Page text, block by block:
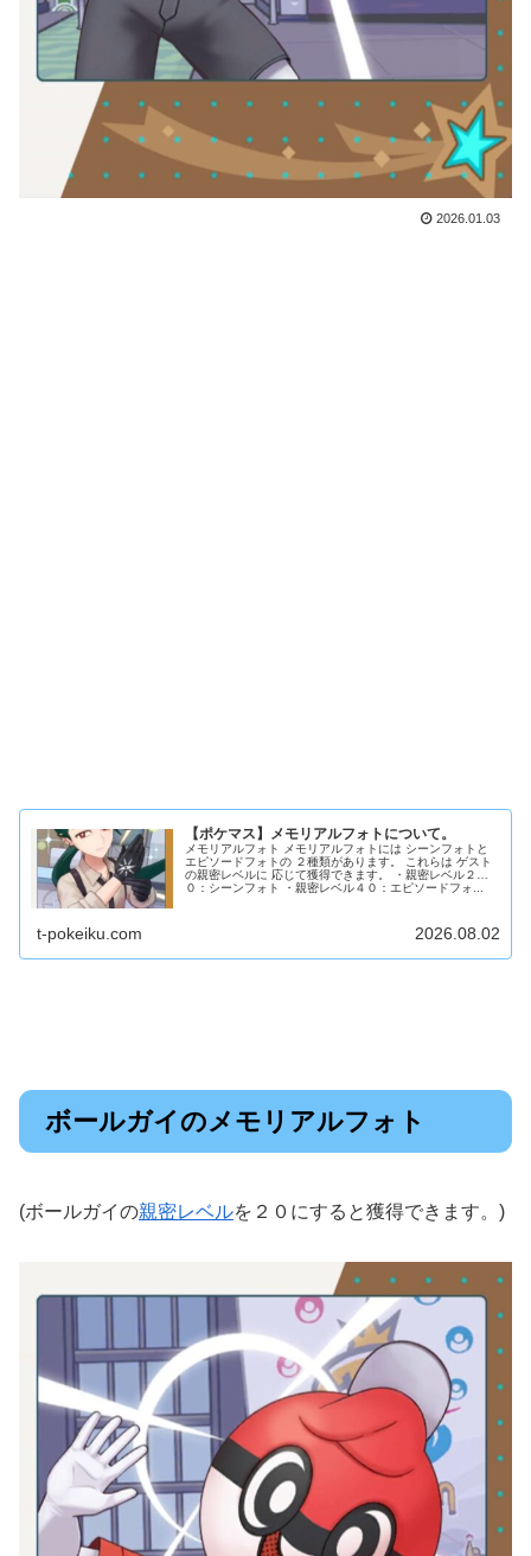
2026.01.03
【ポケマス】メモリアルフォトについて。
メモリアルフォト メモリアルフォトには シーンフォトと
エピソードフォトの ２種類があります。 これらは ゲスト
の親密レベルに 応じて獲得できます。 ・親密レベル２
０：シーンフォト ・親密レベル４０：エピソードフォ...
t-pokeiku.com 2026.08.02
ボールガイのメモリアルフォト
(ボールガイの親密レベルを２０にすると獲得できます。)